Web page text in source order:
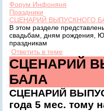
Форум Инфоняня
Праздники
СЦЕНАРИЙ ВЫПУСКНОГО
В этом разделе
свадьбам, дням рождения,
праздникам
Ответить в теме
СЦЕНАРИЙ
БАЛА
СЦЕНАРИЙ
года 5 мес. тому